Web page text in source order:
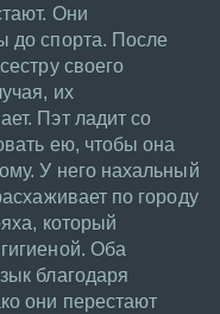
Они
до спорта. После
своего
их
Пэт ладит со
ею, чтобы она
У него нахальный
по городу
который
Оба
благодаря
они перестают